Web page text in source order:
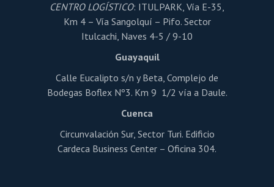
CENTRO LOGÍSTICO: ITULPARK, Vía E-35,
Km 4 – Vía Sangolquí – Pifo. Sector
Itulcachi, Naves 4-5 / 9-10
Guayaquil
Calle Eucalipto s/n y Beta, Complejo de
Bodegas Boflex Nº3. Km 9 1/2 vía a Daule.
Cuenca
Circunvalación Sur, Sector Turi. Edificio
Cardeca Business Center – Oficina 304.